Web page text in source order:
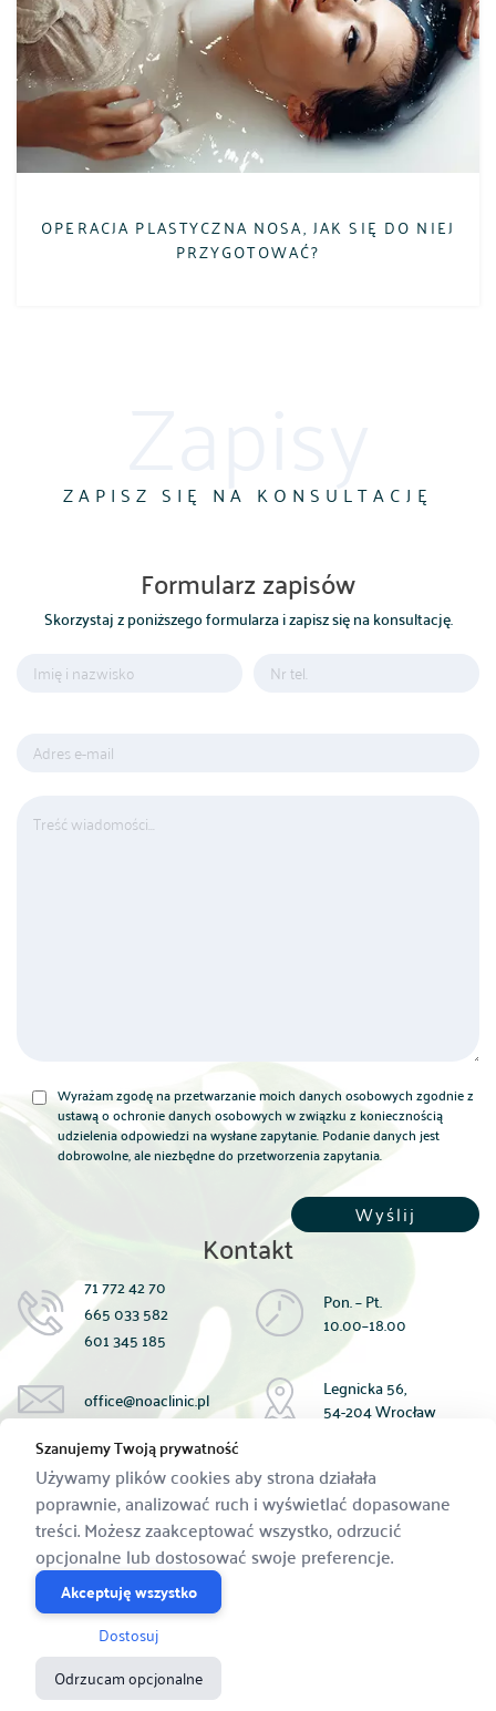
OPERACJA PLASTYCZNA NOSA, JAK SIĘ DO NIEJ
PRZYGOTOWAĆ?
ZAPISZ SIĘ NA KONSULTACJĘ
Formularz zapisów
Skorzystaj z poniższego formularza i zapisz się na konsultację.
Wyrażam zgodę na przetwarzanie moich danych osobowych zgodnie z
ustawą o ochronie danych osobowych w związku z koniecznością
udzielenia odpowiedzi na wysłane zapytanie. Podanie danych jest
dobrowolne, ale niezbędne do przetworzenia zapytania.
Kontakt
71 772 42 70
665 033 582
601 345 185
Pon. – Pt.
10.00–18.00
office@noaclinic.pl
Legnicka 56,
54-204 Wrocław
Płatność za zabiegi:
gotówką;
kartą;
Przelewem na konto:
59 1440 1390 0000 0000 1433 9183
Polski
Szanujemy Twoją prywatność
Używamy plików cookies aby strona działała
poprawnie, analizować ruch i wyświetlać dopasowane
treści. Możesz zaakceptować wszystko, odrzucić
opcjonalne lub dostosować swoje preferencje.
Akceptuję wszystko
Dostosuj
Odrzucam opcjonalne